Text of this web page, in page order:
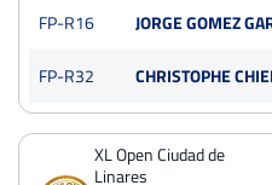
250 Puntos
FP-R16
JORGE GOMEZ
FP-R32
CHRISTOPHE
XL Open Ciudad de
Linares